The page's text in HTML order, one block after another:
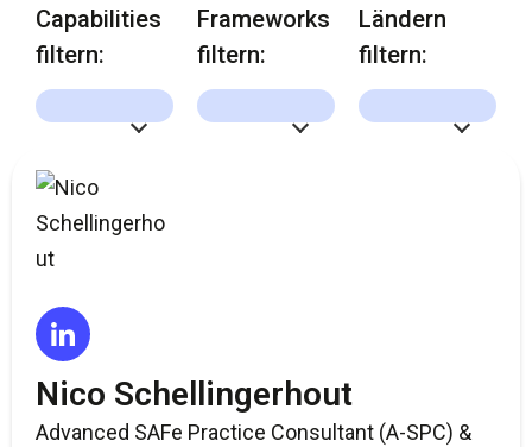
Capabilities
filtern:
Frameworks
filtern:
Ländern
filtern:
Nico Schellingerhout
Advanced SAFe Practice Consultant (A-SPC) &